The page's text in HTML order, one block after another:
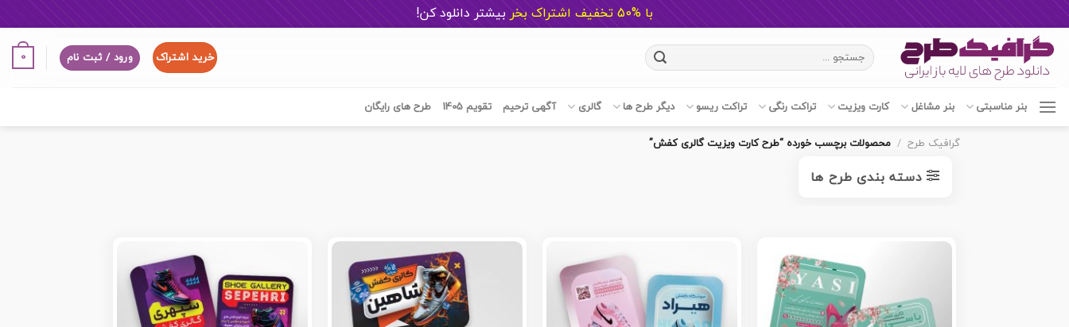
با %50 تخفیف اشتراک بخر بیشتر دانلود کن!
content
جستجو
برای:
خرید اشتراک ورود / ثبت نام 0
بنر مناسبتی بنر مشاغل کارت ویزیت تراکت رنگی تراکت ریسو دیگر طرح ها گالری آگهی ترحیم تقویم 1405 طرح های رایگان
گرافیک طرح / محصولات برچسب خورده “طرح کارت ویزیت گالری کفش”
دسته بندی طرح ها